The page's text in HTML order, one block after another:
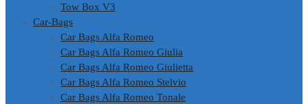
Tow Box V3
Car-Bags
Car Bags Alfa Romeo
Car Bags Alfa Romeo Giulia
Car Bags Alfa Romeo Giulietta
Car Bags Alfa Romeo Stelvio
Car Bags Alfa Romeo Tonale